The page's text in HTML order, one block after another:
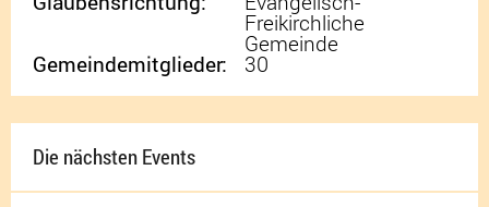
Freikirchliche
Gemeinde
Gemeindemitglieder: 30
Die nächsten Events